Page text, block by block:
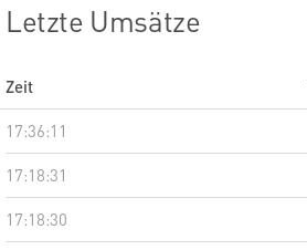
Letzte Umsätze
Zeit
17:36:11
17:18:31
17:18:30